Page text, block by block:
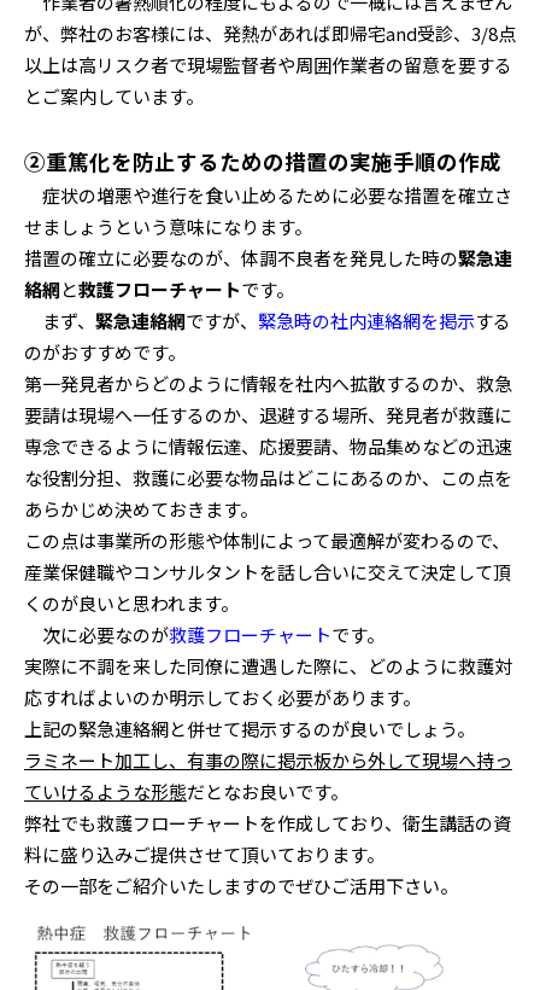
が、弊社のお客様には、発熱があれば即帰宅and受診、3/8点
以上は高リスク者で現場監督者や周囲作業者の留意を要する
とご案内しています。
②重篤化を防止するための措置の実施手順の作成
症状の増悪や進行を食い止めるために必要な措置を確立さ
せましょうという意味になります。
措置の確立に必要なのが、体調不良者を発見した時の緊急連
絡網と救護フローチャートです。
まず、 緊急連絡網ですが、 緊急時の社内連絡網を掲示する
のがおすすめです。
第一発見者からどのように情報を社内へ拡散するのか、救急
要請は現場へ一任するのか、退避する場所、発見者が救護に
専念できるように情報伝達、応援要請、物品集めなどの迅速
な役割分担、救護に必要な物品はどこにあるのか、この点を
あらかじめ決めておきます。
この点は事業所の形態や体制によって最適解が変わるので、
産業保健職やコンサルタントを話し合いに交えて決定して頂
くのが良いと思われます。
次に必要なのが救護フローチャートです。
実際に不調を来した同僚に遭遇した際に、どのように救護対
応すればよいのか明示しておく必要があります。
上記の緊急連絡網と併せて掲示するのが良いでしょう。
ラミネート加工し、有事の際に掲示板から外して現場へ持っ
ていけるような形態だとなお良いです。
弊社でも救護フローチャートを作成しており、衛生講話の資
料に盛り込みご提供させて頂いております。
その一部をご紹介いたしますのでぜひご活用下さい。